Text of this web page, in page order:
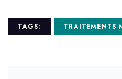
TAGS: TRAITEMENTS